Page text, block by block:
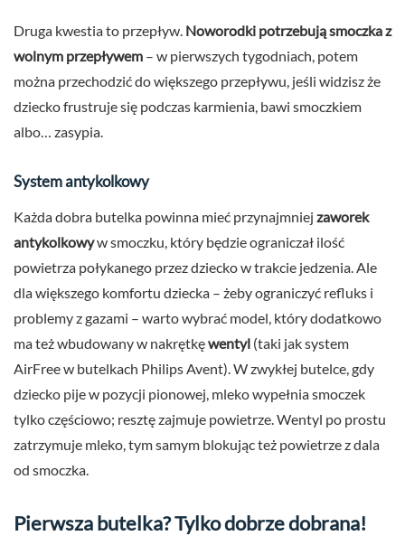
Druga kwestia to przepływ. Noworodki potrzebują smoczka z
wolnym przepływem – w pierwszych tygodniach, potem
można przechodzić do większego przepływu, jeśli widzisz że
dziecko frustruje się podczas karmienia, bawi smoczkiem
albo… zasypia.
System antykolkowy
Każda dobra butelka powinna mieć przynajmniej zaworek
antykolkowyw smoczku, który będzie ograniczał ilość
powietrza połykanego przez dziecko w trakcie jedzenia. Ale
dla większego komfortu dziecka – żeby ograniczyć refluks i
problemy z gazami – warto wybrać model, który dodatkowo
ma też wbudowany w nakrętkęwentyl (taki jak system
AirFree w butelkach Philips Avent). W zwykłej butelce, gdy
dziecko pije w pozycji pionowej, mleko wypełnia smoczek
tylko częściowo; resztę zajmuje powietrze. Wentyl po prostu
zatrzymuje mleko, tym samym blokując też powietrze z dala
od smoczka.
Pierwsza butelka? Tylko dobrze dobrana!